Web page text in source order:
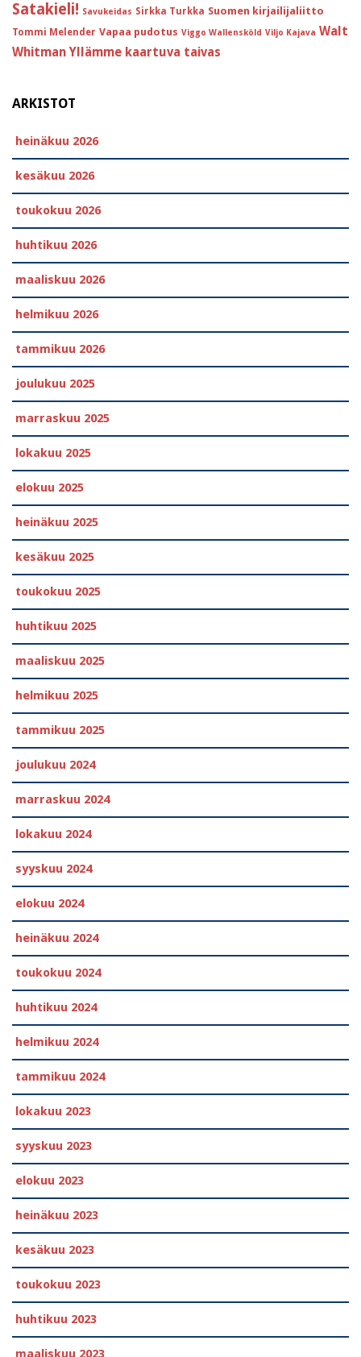
Satakieli! Savukeidas Sirkka Turkka Suomen kirjailijaliitto
Tommi Melender Vapaa pudotus Viggo Wallensköld Viljo Kajava Walt
Whitman Yllämme kaartuva taivas
ARKISTOT
heinäkuu 2026
kesäkuu 2026
toukokuu 2026
huhtikuu 2026
maaliskuu 2026
helmikuu 2026
tammikuu 2026
joulukuu 2025
marraskuu 2025
lokakuu 2025
elokuu 2025
heinäkuu 2025
kesäkuu 2025
toukokuu 2025
huhtikuu 2025
maaliskuu 2025
helmikuu 2025
tammikuu 2025
joulukuu 2024
marraskuu 2024
lokakuu 2024
syyskuu 2024
elokuu 2024
heinäkuu 2024
toukokuu 2024
huhtikuu 2024
helmikuu 2024
tammikuu 2024
lokakuu 2023
syyskuu 2023
elokuu 2023
heinäkuu 2023
kesäkuu 2023
toukokuu 2023
huhtikuu 2023
maaliskuu 2023